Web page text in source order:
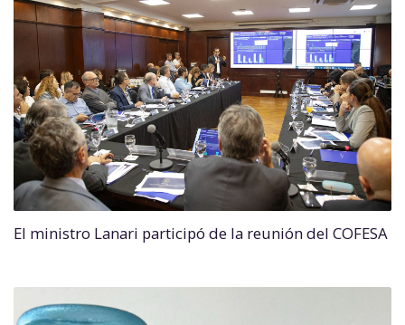
El ministro Lanari participó de la reunión del COFESA